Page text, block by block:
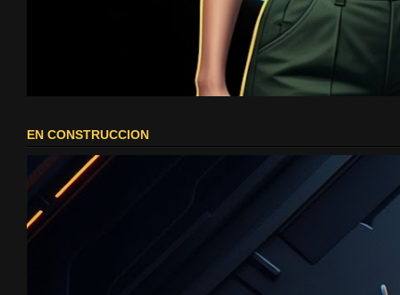
EN CONSTRUCCION